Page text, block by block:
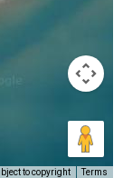
to copyright Terms